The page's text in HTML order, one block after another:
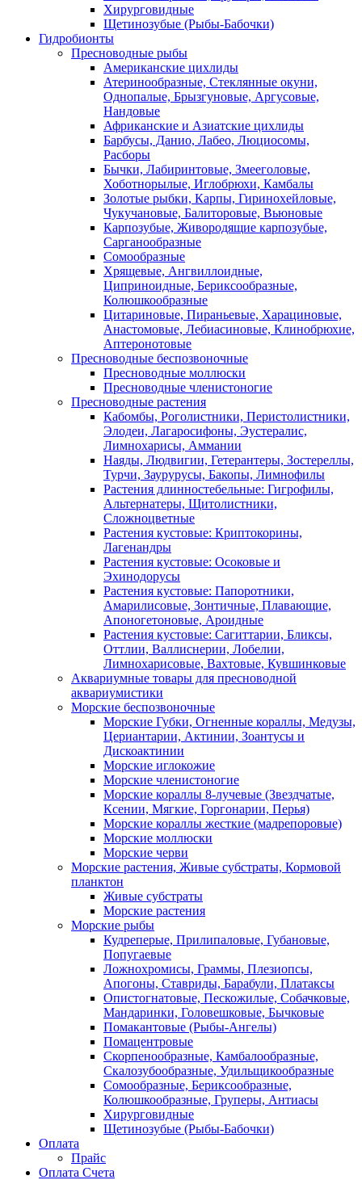
Хирурговидные
Щетинозубые (Рыбы-Бабочки)
Гидробионты
Пресноводные рыбы
Американские цихлиды
Атеринообразные, Стеклянные окуни,
Однопалые, Брызгуновые, Аргусовые,
Нандовые
Африканские и Азиатские цихлиды
Барбусы, Данио, Лабео, Люциосомы,
Расборы
Бычки, Лабиринтовые, Змееголовые,
Хоботнорылые, Иглобрюхи, Камбалы
Золотые рыбки, Карпы, Гиринохейловые,
Чукучановые, Балиторовые, Вьюновые
Карпозубые, Живородящие карпозубые,
Сарганообразные
Сомообразные
Хрящевые, Ангвиллоидные,
Циприноидные, Бериксообразные,
Колюшкообразные
Цитариновые, Пираньевые, Харациновые,
Анастомовые, Лебиасиновые, Клинобрюхие,
Аптеронотовые
Пресноводные беспозвоночные
Пресноводные моллюски
Пресноводные членистоногие
Пресноводные растения
Кабомбы, Роголистники, Перистолистники,
Элодеи, Лагаросифоны, Эустералис,
Лимнохарисы, Аммании
Наяды, Людвигии, Гетерантеры, Зостереллы,
Турчи, Заурурусы, Бакопы, Лимнофилы
Растения длинностебельные: Гигрофилы,
Альтернатеры, Щитолистники,
Сложноцветные
Растения кустовые: Криптокорины,
Лагенандры
Растения кустовые: Осоковые и
Эхинодорусы
Растения кустовые: Папоротники,
Амарилисовые, Зонтичные, Плавающие,
Апоногетоновые, Ароидные
Растения кустовые: Сагиттарии, Бликсы,
Оттлии, Валлиснерии, Лобелии,
Лимнохарисовые, Вахтовые, Кувшинковые
Аквариумные товары для пресноводной
аквариумистики
Морские беспозвоночные
Морские Губки, Огненные кораллы, Медузы,
Цериантарии, Актинии, Зоантусы и
Дискоактинии
Морские иглокожие
Морские членистоногие
Морские кораллы 8-лучевые (Звездчатые,
Ксении, Мягкие, Горгонарии, Перья)
Морские кораллы жесткие (мадрепоровые)
Морские моллюски
Морские черви
Морские растения, Живые субстраты, Кормовой
планктон
Живые субстраты
Морские растения
Морские рыбы
Кудреперые, Прилипаловые, Губановые,
Попугаевые
Ложнохромисы, Граммы, Плезиопсы,
Апогоны, Ставриды, Барабули, Платаксы
Опистогнатовые, Пескожилые, Собачковые,
Мандаринки, Головешковые, Бычковые
Помакантовые (Рыбы-Ангелы)
Помацентровые
Скорпенообразные, Камбалообразные,
Скалозубообразные, Удильщикообразные
Сомообразные, Бериксообразные,
Колюшкообразные, Груперы, Антиасы
Хирурговидные
Щетинозубые (Рыбы-Бабочки)
Оплата
Прайс
Оплата Счета